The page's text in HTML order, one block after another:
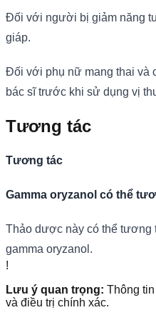
Đối với người bị giảm năng
giáp.
Đối với phụ nữ mang thai và
bác sĩ trước khi sử dụng vị
Tương tác
Tương tác
Gamma oryzanol có thể
Thảo dược này có thể tương
gamma oryzanol.
!
Lưu ý quan trọng: Thông
và điều trị chính xác.